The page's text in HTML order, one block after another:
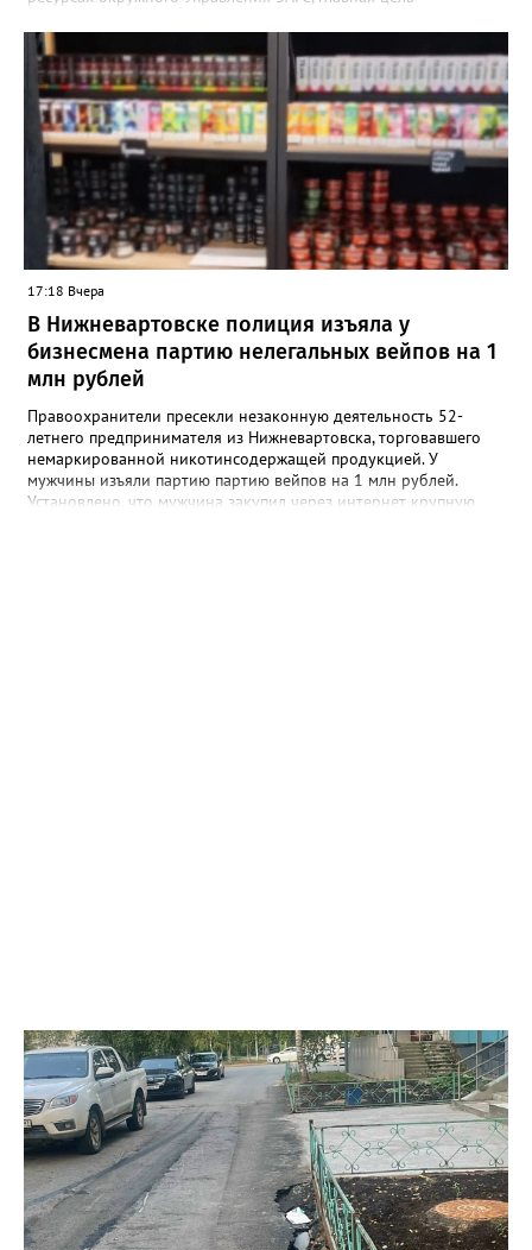
бюрократии в первые дни после выписки. Специалисты начали
вести прием прямо на базе крупнейших медицинских
учреждений региона. «Теперь мамочкам и их родным не нужно
специально искать время, записываться и ехать в отдел ЗАГС.
Вся процедура регистрации рождения проходит в комфортной
обстановке, пока семья еще находится в больнице», —
подчеркивают в ведомстве. Информацию о графике работы
новых кабинетов в Сургуте, Ханты-Мансийске и
Нижневартовске обещают опубликовать в ближайшее время
на официальных страницах ведомств.
17:18 Вчера
В Нижневартовске полиция изъяла у
бизнесмена партию нелегальных вейпов на 1
млн рублей
Правоохранители пресекли незаконную деятельность 52-
летнего предпринимателя из Нижневартовска, торговавшего
немаркированной никотинсодержащей продукцией. У
мужчины изъяли партию партию вейпов на 1 млн рублей.
Установлено, что мужчина закупил через интернет крупную